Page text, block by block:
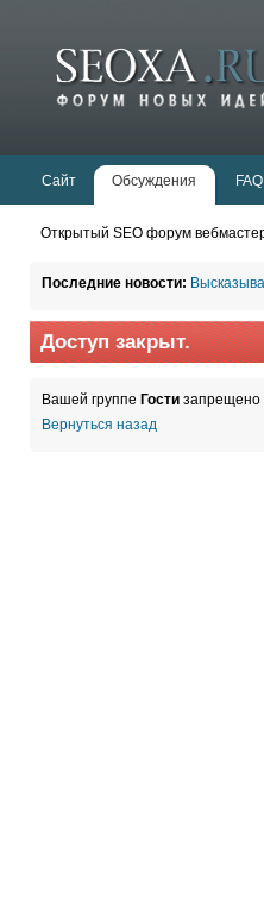
Сайт Обсуждения
Открытый SEO форум
Последние новости:
Доступ закрыт.
Вашей группе Гости запрещено
Вернуться назад